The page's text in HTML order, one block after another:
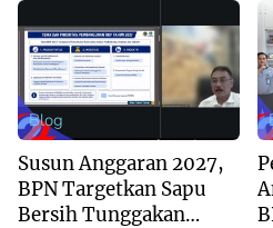
Blog
Susun Anggaran 2027,
BPN Targetkan Sapu
Bersih Tunggakan